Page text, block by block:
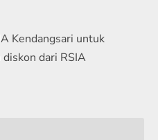
Kendangsari untuk
dari RSIA